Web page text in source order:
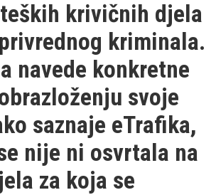
krivičnih djela
kriminala.
navede konkretne
svoje
saznaje eTrafika,
nije ni osvrtala na
za koja se